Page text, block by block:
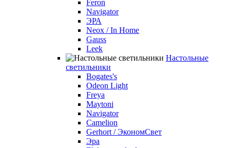
Feron
Navigator
ЭРА
Neox / In Home
Gauss
Leek
Настольные
светильники
Bogates's
Odeon Light
Freya
Maytoni
Navigator
Camelion
Gerhort / ЭкономСвет
Эра